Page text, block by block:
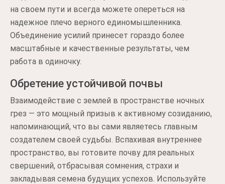
на своем пути и всегда можете опереться на
надежное плечо верного единомышленника.
Объединение усилий принесет гораздо более
масштабные и качественные результаты, чем
работа в одиночку.
Обретение устойчивой почвы
Взаимодействие с землей в пространстве ночных
грез — это мощный призыв к активному созиданию,
напоминающий, что вы сами являетесь главным
создателем своей судьбы. Вспахивая внутреннее
пространство, вы готовите почву для реальных
свершений, отбрасывая сомнения, страхи и
закладывая семена будущих успехов. Используйте